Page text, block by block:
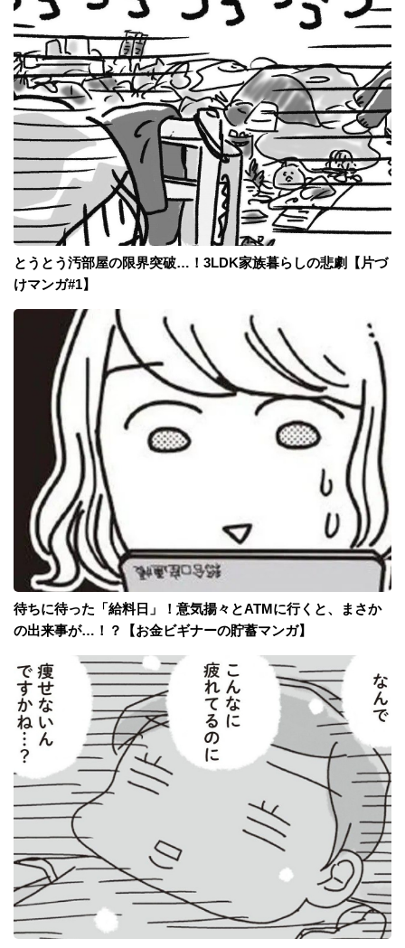
とうとう汚部屋の限界突破…！3LDK家族暮らしの悲劇【片づ
けマンガ#1】
待ちに待った「給料日」！意気揚々とATMに行くと、まさか
の出来事が…！？【お金ビギナーの貯蓄マンガ】